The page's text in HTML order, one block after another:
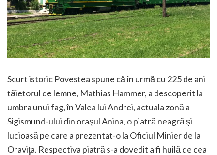
Scurt istoric Povestea spune că în urmă cu 225 de ani
tăietorul de lemne, Mathias Hammer, a descoperit la
umbra unui fag, în Valea lui Andrei, actuala zonă a
Sigismund-ului din oraşul Anina, o piatră neagră şi
lucioasă pe care a prezentat-o la Oficiul Minier de la
Oraviţa. Respectiva piatră s-a dovedit a fi huilă de cea